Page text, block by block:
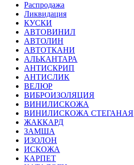
Распродажа
Ликвидация
КУСКИ
АВТОВИНИЛ
АВТОЛИН
АВТОТКАНИ
АЛЬКАНТАРА
АНТИСКРИП
АНТИСЛИК
ВЕЛЮР
ВИБРОИЗОЛЯЦИЯ
ВИНИЛИСКОЖА
ВИНИЛИСКОЖА СТЕГАНАЯ
ЖАККАРД
ЗАМША
ИЗОЛОН
ИСКОЖА
КАРПЕТ